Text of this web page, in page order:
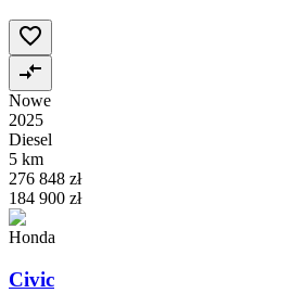
Nowe
2025
Diesel
5 km
276 848 zł
184 900 zł
Honda
Civic